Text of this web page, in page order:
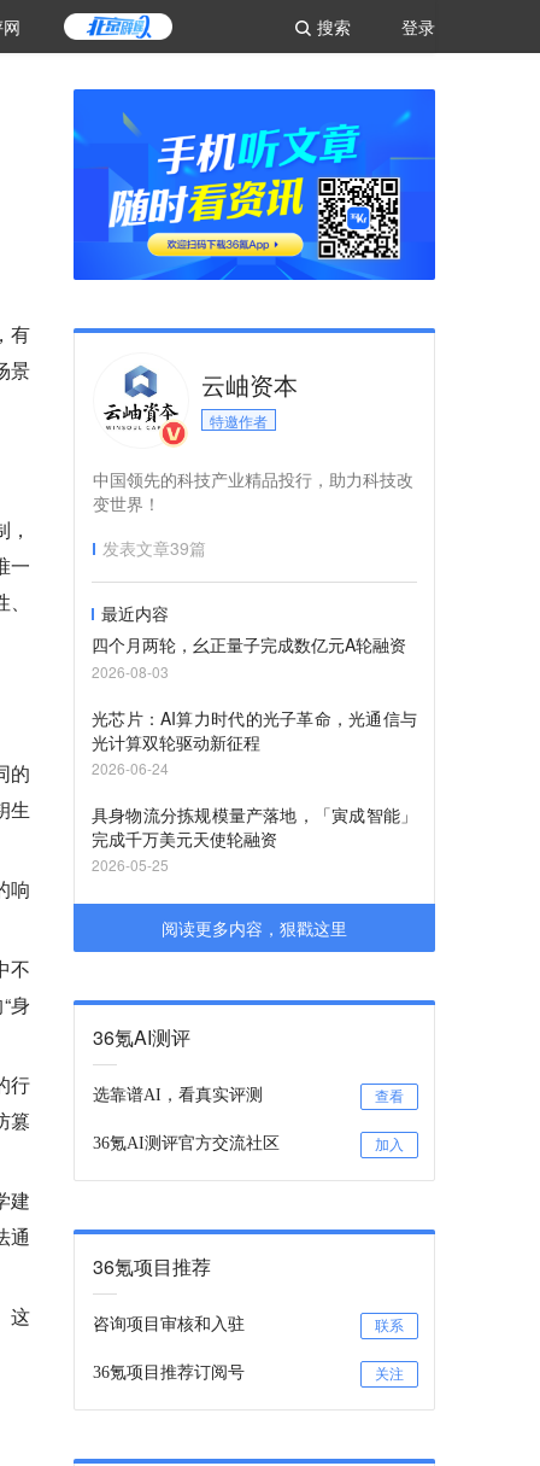
登录
搜索
有
景
一
的
生
响
不
身
行
篡
建
通
这
云岫资本
特邀作者
中国领先的科技产业精品投行，助力科技改
变世界！
发表文章39篇
最近内容
四个月两轮，幺正量子完成数亿元A轮融资
2026-08-03
光芯片：AI算力时代的光子革命，光通信与
光计算双轮驱动新征程
2026-06-24
具身物流分拣规模量产落地，「寅成智能」
完成千万美元天使轮融资
2026-05-25
阅读更多内容，狠戳这里
36氪AI测评
选靠谱AI，看真实评测 查看
36氪AI测评官方交流社区 加入
36氪项目推荐
咨询项目审核和入驻 联系
36氪项目推荐订阅号 关注